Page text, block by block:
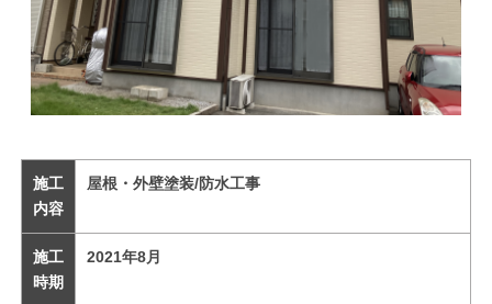
施工
内容
屋根・外壁塗装/防水工事
施工
時期
2021年8月